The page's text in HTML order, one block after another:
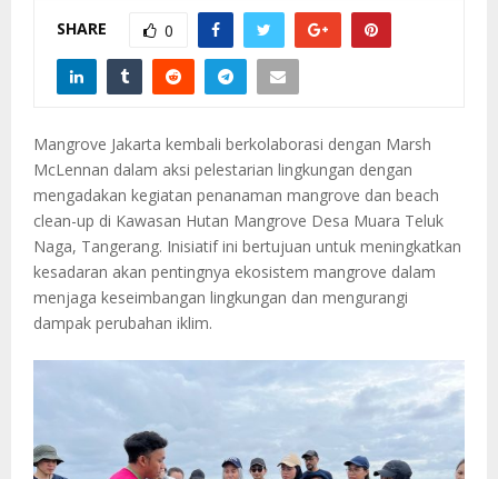
SHARE 0
Mangrove Jakarta kembali berkolaborasi dengan Marsh
McLennan dalam aksi pelestarian lingkungan dengan
mengadakan kegiatan penanaman mangrove dan beach
clean-up di Kawasan Hutan Mangrove Desa Muara Teluk
Naga, Tangerang. Inisiatif ini bertujuan untuk meningkatkan
kesadaran akan pentingnya ekosistem mangrove dalam
menjaga keseimbangan lingkungan dan mengurangi
dampak perubahan iklim.